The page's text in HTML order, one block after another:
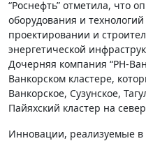
“Роснефть” отметила, что
оборудования и
проектировании и
энергетической
Дочерняя компания “РН-
Ванкорском кластере,
Ванкорское, Сузунское,
Пайяхский кластер на
Инновации, реализуемые в